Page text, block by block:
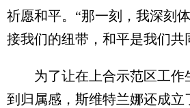
祈愿和平。“那一刻，我深刻
接我们的纽带，和平是我们共
为了让在上合示范区工作
到归属感，斯维特兰娜还成立